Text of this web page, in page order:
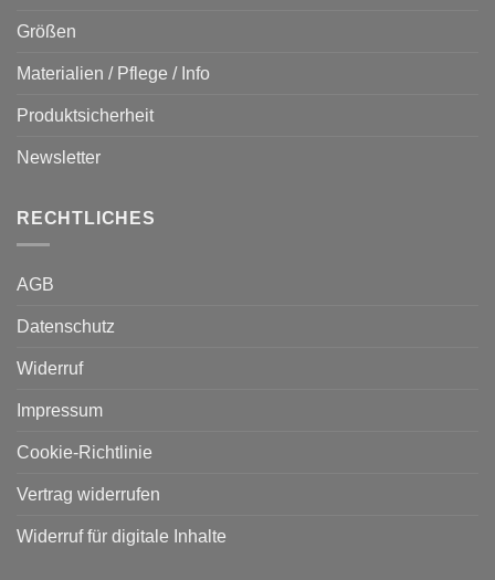
Größen
Materialien / Pflege / Info
Produktsicherheit
Newsletter
RECHTLICHES
AGB
Datenschutz
Widerruf
Impressum
Cookie-Richtlinie
Vertrag widerrufen
Widerruf für digitale Inhalte